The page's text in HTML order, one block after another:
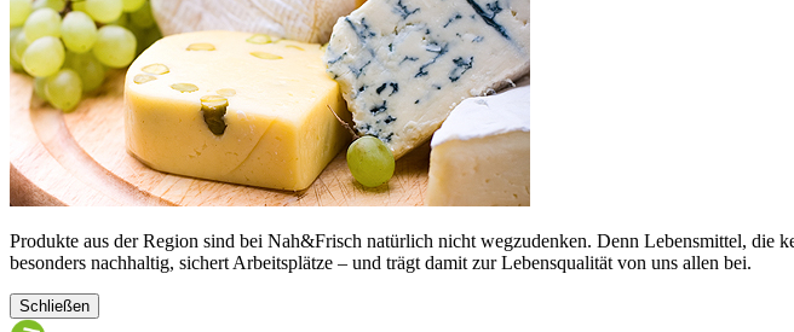
Produkte aus der Region sind bei Nah&Frisch natürlich nicht wegzudenken. Denn Lebensmittel, die
besonders nachhaltig, sichert Arbeitsplätze – und trägt damit zur Lebensqualität von uns allen bei.
Schließen